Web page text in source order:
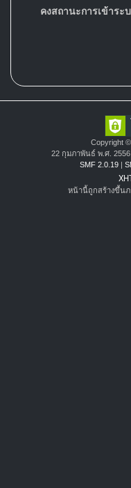
คงสถานะการเข้าระ
Copyright
22 กุมภาพันธ์ พ.ศ. 2556
SMF 2.0.19 |
หน้านี้ถูกสร้างขึ้นภ